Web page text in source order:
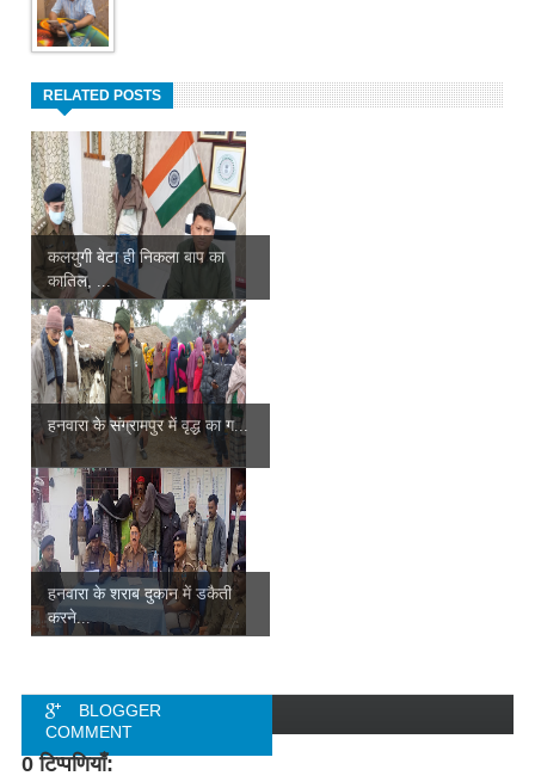
RELATED POSTS
कलयुगी बेटा ही निकला बाप का
कातिल, ...
हनवारा के संग्रामपुर में वृद्ध का ग...
हनवारा के शराब दुकान में डकैती
करने...
BLOGGER
COMMENT
0 टिप्पणियाँ: